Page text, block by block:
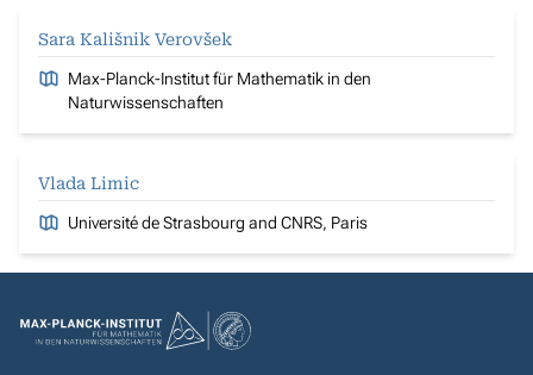
Sara Kališnik Verovšek
Max-Planck-Institut für Mathematik in den
Naturwissenschaften
Vlada Limic
Université de Strasbourg and CNRS, Paris